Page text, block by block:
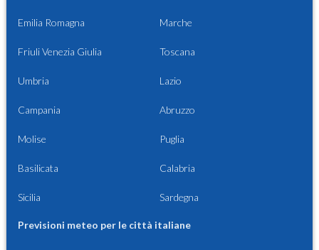
Emilia Romagna Marche
Friuli Venezia Giulia Toscana
Umbria Lazio
Campania Abruzzo
Molise Puglia
Basilicata Calabria
Sicilia Sardegna
Previsioni meteo per le città italiane